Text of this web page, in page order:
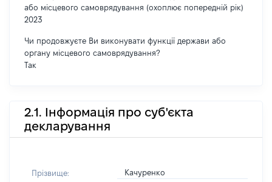
або місцевого самоврядування (охоплює попередній рік)
2023
Чи продовжуєте Ви виконувати функції держави або
органу місцевого самоврядування?
Так
2.1. Інформація про суб'єкта
декларування
Прізвище: Качуренко